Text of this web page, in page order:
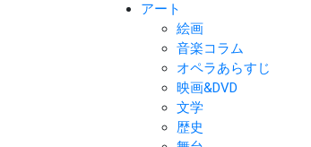
アート
絵画
音楽コラム
オペラあらすじ
映画&DVD
文学
歴史